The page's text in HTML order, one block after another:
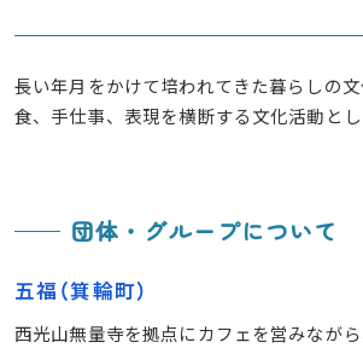
長い年月をかけて培われてきた暮らしの
食、手仕事、表現を横断する文化活動と
団体・グループについて
五福 （箕輪町）
西光山無量寺を拠点にカフェを営みなが